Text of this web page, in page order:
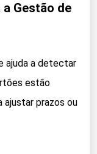
Gestão de
ajuda a detectar
estão
ajustar prazos ou